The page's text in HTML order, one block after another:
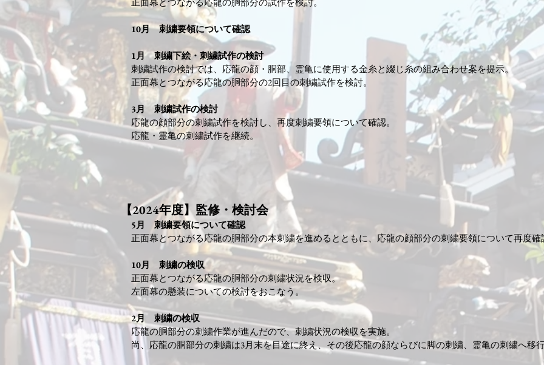
10月 刺繍要領について確認
1月 刺繍下絵・刺繍試作の検討
刺繍試作の検討では、応龍の顔・胴部、霊亀に使用する金糸と綴じ糸の組み合わせ案を提示。​​
正面幕とつながる応龍の胴部分の2回目の刺繍試作を検討。
3月 刺繍試作の検討
応龍の顔部分の刺繍試作を検討し、再度刺繍要領について確認。
​応龍・霊亀の刺繍試作を継続。
【2024年度】監修・検討会
​5月​ 刺繍要領について確認
正面幕とつながる応龍の胴部分の本刺繍を進めるとともに、応龍の顔部分の刺繍要領について再度確
10月 刺繍の検収
正面幕とつながる応龍の胴部分の刺繍状況を検収。
左面幕の懸装についての検討をおこなう。​​
2月 刺繍の検収
応龍の胴部分の刺繍作業が進んだので、刺繍状況の検収を実施。
尚、応龍の胴部分の刺繍は3月末を目途に終え、その後応龍の顔ならびに脚の刺繍、霊亀の刺繍へ移